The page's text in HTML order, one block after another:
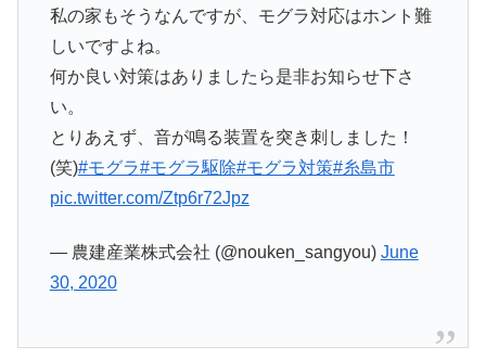
私の家もそうなんですが、モグラ対応はホント難
しいですよね。
何か良い対策はありましたら是非お知らせ下さ
い。
とりあえず、音が鳴る装置を突き刺しました！
(笑)#モグラ#モグラ駆除#モグラ対策#糸島市
pic.twitter.com/Ztp6r72Jpz
— 農建産業株式会社 (@nouken_sangyou) June
30, 2020